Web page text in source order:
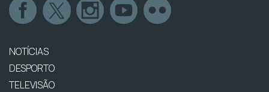
NOTÍCIAS
DESPORTO
TELEVISÃO